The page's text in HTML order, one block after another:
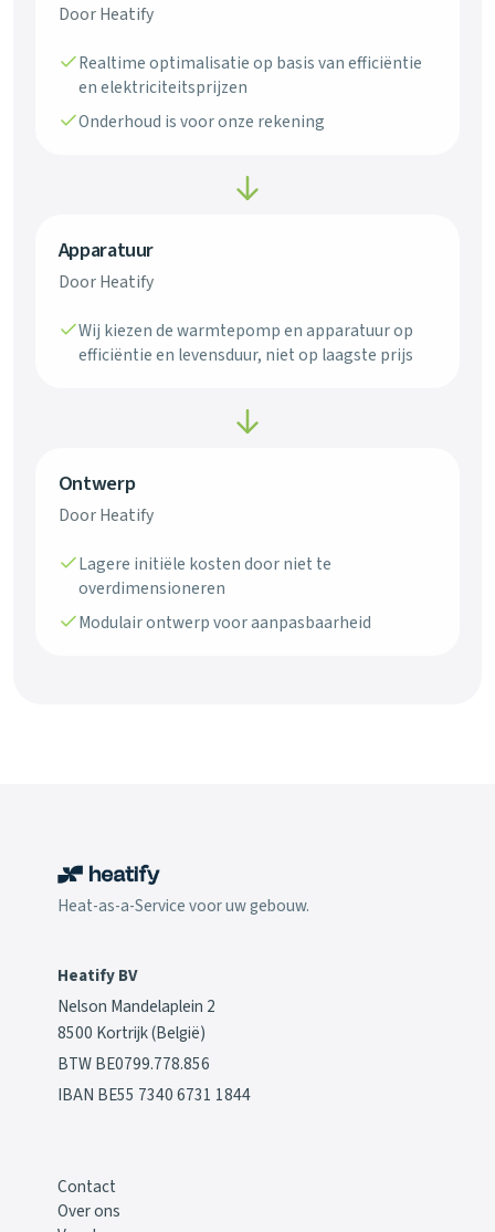
Door Heatify
Realtime optimalisatie op basis van efficiëntie
en elektriciteitsprijzen
Onderhoud is voor onze rekening
Apparatuur
Door Heatify
Wij kiezen de warmtepomp en apparatuur op
efficiëntie en levensduur, niet op laagste prijs
Ontwerp
Door Heatify
Lagere initiële kosten door niet te
overdimensioneren
Modulair ontwerp voor aanpasbaarheid
Heat-as-a-Service voor uw gebouw.
Heatify BV
Nelson Mandelaplein 2
8500 Kortrijk (België)
BTW BE0799.778.856
IBAN BE55 7340 6731 1844
Contact
Over ons